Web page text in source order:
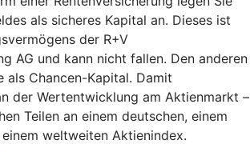
als sicheres Kapital an. Dieses ist
der R+V
AG und kann nicht fallen. Den anderen
als Chancen-Kapital. Damit
der Wertentwicklung am Aktienmarkt –
Teilen an einem deutschen, einem
weltweiten Aktienindex.